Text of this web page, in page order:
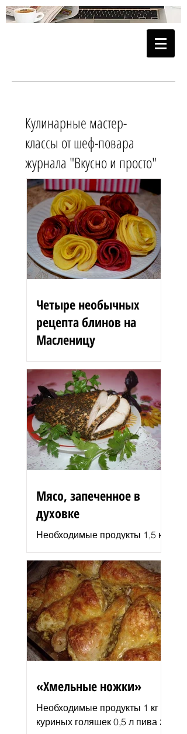
Кулинарные мастер-
классы от шеф-повара
журнала "Вкусно и просто"
Четыре необычных
рецепта блинов на
Масленицу
Блинные розы 1,5 стакана
муки 200 г вишен 125 мл
сыворотки 100 г сгущенного
молока 2 яйца 3 ст. л.
растительного масла 1 ст. л.
сахара...
Мясо, запеченное в
духовке
Необходимые продукты 1,5 кг
паприка смесь сухих
итальянских трав черный
молотый перец 2–3 ст. л.
растительного...
«Хмельные ножки»
Необходимые продукты 1 кг
куриных голяшек 0,5 л пива 2–